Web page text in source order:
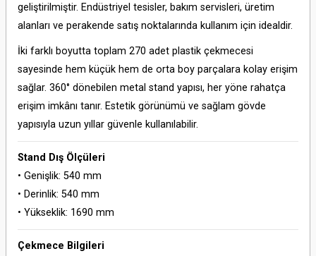
geliştirilmiştir. Endüstriyel tesisler, bakım servisleri, üretim
alanları ve perakende satış noktalarında kullanım için idealdir.
İki farklı boyutta toplam 270 adet plastik çekmecesi
sayesinde hem küçük hem de orta boy parçalara kolay erişim
sağlar. 360° dönebilen metal stand yapısı, her yöne rahatça
erişim imkânı tanır. Estetik görünümü ve sağlam gövde
yapısıyla uzun yıllar güvenle kullanılabilir.
Stand Dış Ölçüleri
• Genişlik: 540 mm
• Derinlik: 540 mm
• Yükseklik: 1690 mm
Çekmece Bilgileri